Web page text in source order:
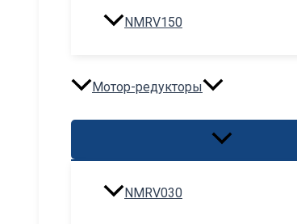
NMRV150
Мотор-редукторы
NMRV030